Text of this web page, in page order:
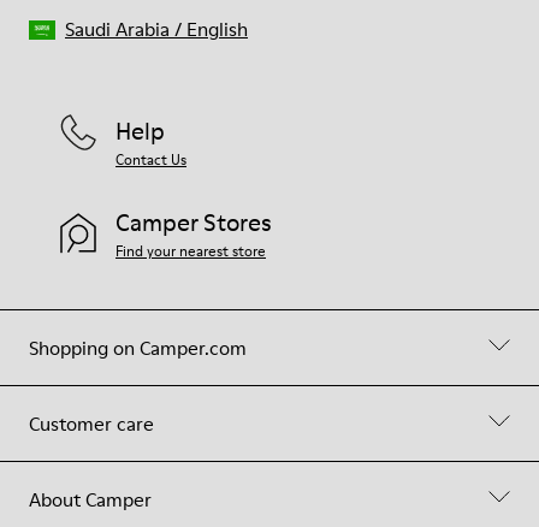
Shopping on Camper.com
Customer care
About Camper
Help
Contact Us
Camper Stores
Find your nearest store
Saudi Arabia / English